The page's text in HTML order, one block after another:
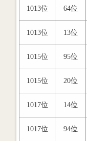
1013位 64位
1013位 13位
1015位 95位
1015位 20位
1017位 14位
1017位 94位